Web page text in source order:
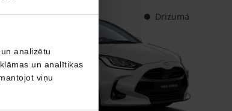
analizētu
un analītikas
viņu
Drīzumā